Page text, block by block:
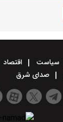
سیاست اقتصاد
صدای شرق